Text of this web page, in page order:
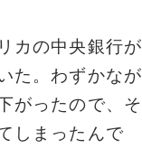
カの中央銀行が
た。わずかなが
がったので、そ
しまったんで